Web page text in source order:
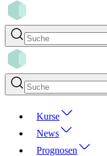
Kurse
News
Prognosen